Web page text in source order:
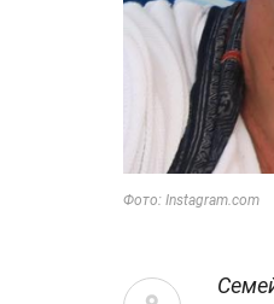
Фото: Instagram.com